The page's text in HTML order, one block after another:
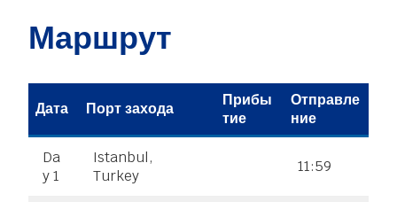
Маршрут
Дата Порт захода
Прибы
тие
Отправле
ние
Da
y 1
Istanbul,
Turkey
11:59